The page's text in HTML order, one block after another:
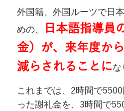
外国籍、外国ルーツで日
めの、
日本語指導員
金）が、来年度から
減らされることにな
これまでは、 2時間で5500
った謝礼金を、 3時間で